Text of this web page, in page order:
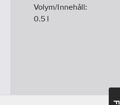
Volym/Innehåll:
0.5 l